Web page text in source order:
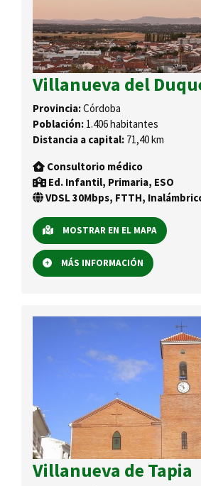
Villanueva del
Provincia:Córdoba
Población: 1.406 habitantes
Distancia a capital: 71,40 km
Consultorio médico
Ed. Infantil, Primaria, ESO
VDSL 30Mbps, FTTH,
MOSTRAR EN EL MAPA
MÁS INFORMACIÓN
Villanueva de Tapia